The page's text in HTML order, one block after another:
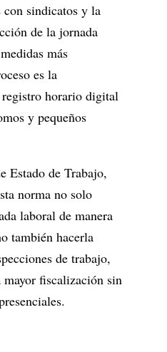
con sindicatos y la
de la jornada
más
es la
horario digital
y pequeños
Estado de Trabajo,
norma no solo
laboral de manera
también hacerla
de trabajo,
fiscalización sin